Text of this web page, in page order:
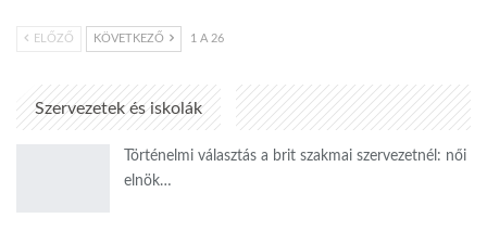
ELŐZŐ KÖVETKEZŐ 1 A 26
Szervezetek és iskolák
Történelmi választás a brit szakmai szervezetnél: női
elnök…